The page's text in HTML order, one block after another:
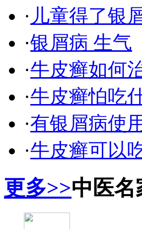
· 儿童得了银
·银屑病 生气
·牛皮癣如何
·牛皮癣怕吃
·有银屑病使
·牛皮癣可以
更多>>中医名